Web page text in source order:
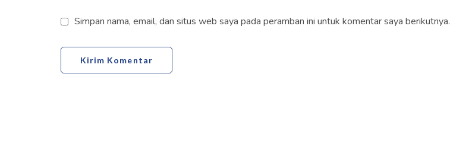
Simpan nama, email, dan situs web saya pada peramban ini untuk komentar saya berikutnya.